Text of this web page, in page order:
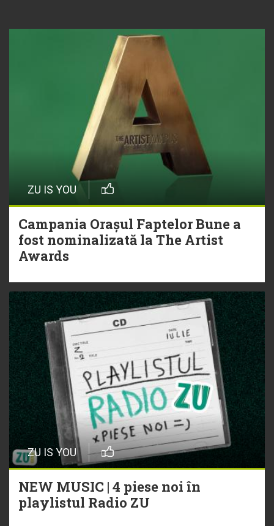
ZU IS YOU
Campania Orașul Faptelor Bune a
fost nominalizată la The Artist
Awards
ZU IS YOU
NEW MUSIC | 4 piese noi în
playlistul Radio ZU